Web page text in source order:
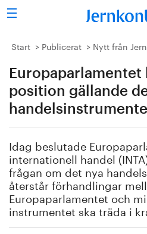
Sök
Stålindustrin
Vision 2050
Forskning/utbildning
Vi tycker
Publicerat
Bildbank
Start Publicerat Nytt från
Europaparlamentet
position gällande
Idag beslutade
internationell handel
frågan om det nya
återstår förhandlingar
Europaparlamentet och
instrumentet ska träda i